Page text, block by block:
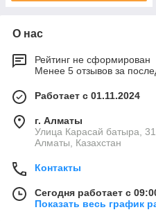
О нас
Рейтинг не сформирован
Менее 5 отзывов за
Работает с 01.11.2024
г. Алматы
Улица Карасай батыра,
Алматы, Казахстан
Контакты
Сегодня работает с
Показать весь график